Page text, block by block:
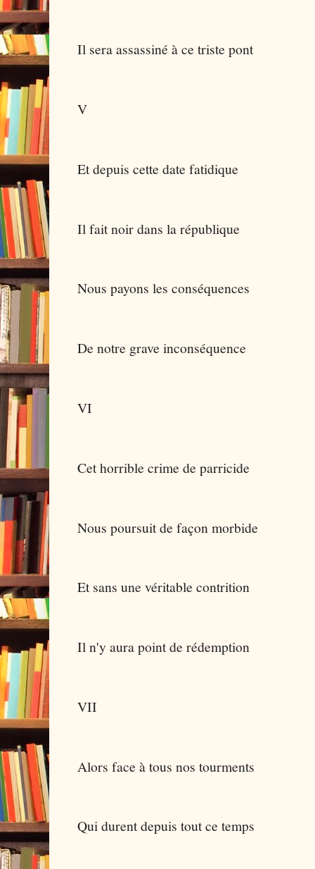
Il sera assassiné à ce triste pont
V
Et depuis cette date fatidique
Il fait noir dans la république
Nous payons les conséquences
De notre grave inconséquence
VI
Cet horrible crime de parricide
Nous poursuit de façon morbide
Et sans une véritable contrition
Il n'y aura point de rédemption
VII
Alors face à tous nos tourments
Qui durent depuis tout ce temps